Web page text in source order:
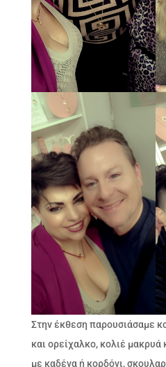
Στην έκθεση παρουσιάσαμε
και ορείχαλκο, κολιέ μακρυά
με καδένα ή κορδόνι,